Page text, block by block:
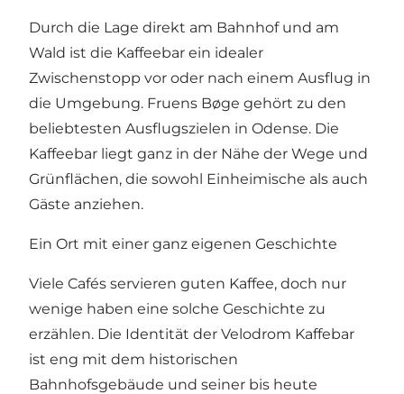
Durch die Lage direkt am Bahnhof und am
Wald ist die Kaffeebar ein idealer
Zwischenstopp vor oder nach einem Ausflug in
die Umgebung. Fruens Bøge gehört zu den
beliebtesten Ausflugszielen in Odense. Die
Kaffeebar liegt ganz in der Nähe der Wege und
Grünflächen, die sowohl Einheimische als auch
Gäste anziehen.
Ein Ort mit einer ganz eigenen Geschichte
Viele Cafés servieren guten Kaffee, doch nur
wenige haben eine solche Geschichte zu
erzählen. Die Identität der Velodrom Kaffebar
ist eng mit dem historischen
Bahnhofsgebäude und seiner bis heute